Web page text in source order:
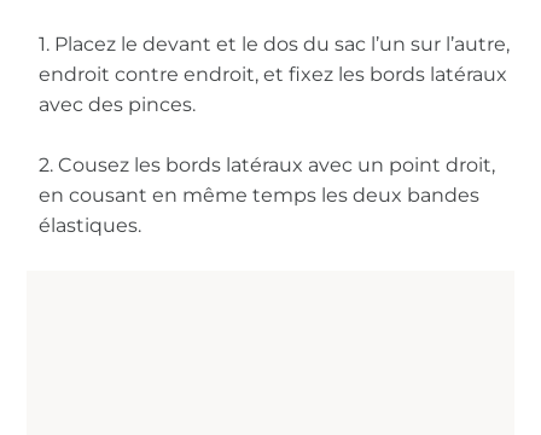
1. Placez le devant et le dos du sac l’un sur l’autre,
endroit contre endroit, et fixez les bords latéraux
avec des pinces.
2. Cousez les bords latéraux avec un point droit,
en cousant en même temps les deux bandes
élastiques.